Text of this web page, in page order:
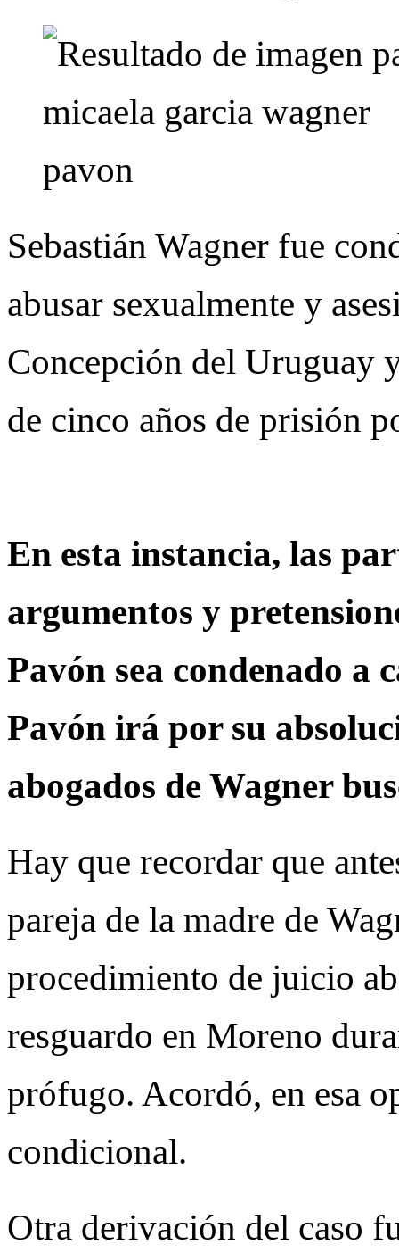
Sebastián Wagner fue
abusar sexualmente y
Concepción del Uruguay
de cinco años de prisión
En esta instancia, las
argumentos y
Pavón sea condenado a
Pavón irá por su
abogados de Wagner
Hay que recordar que
pareja de la madre de
procedimiento de juicio
resguardo en Moreno
prófugo. Acordó, en esa
condicional.
Otra derivación del caso